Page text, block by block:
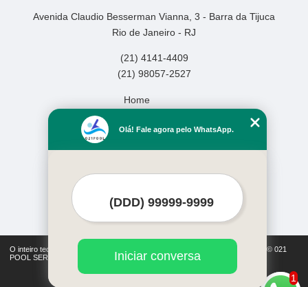
Avenida Claudio Besserman Vianna, 3 - Barra da Tijuca
Rio de Janeiro - RJ
(21) 4141-4409
(21) 98057-2527
Home
Missão
O inteiro teor deste site está sujeito à proteção de direitos autorais. Copyright© 021
POOL SERVICOS DE PISCINAS LTDA (Lei 9610 de 19/02/1998)
1
Olá! Fale agora pelo WhatsApp.
Iniciar conversa